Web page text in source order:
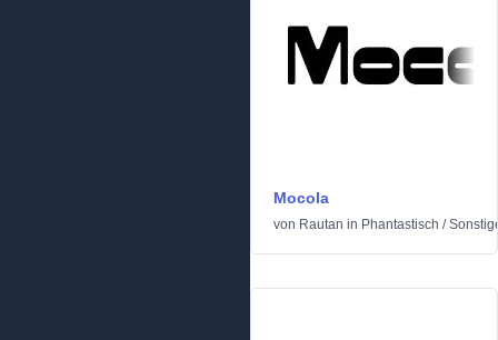
Mocola
von Rautan in Phantastisch /